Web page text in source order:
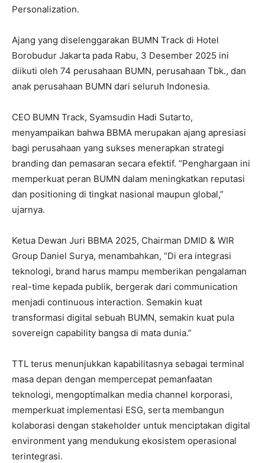
Personalization.
Ajang yang diselenggarakan BUMN Track di Hotel
Borobudur Jakarta pada Rabu, 3 Desember 2025 ini
diikuti oleh 74 perusahaan BUMN, perusahaan Tbk., dan
anak perusahaan BUMN dari seluruh Indonesia.
CEO BUMN Track, Syamsudin Hadi Sutarto,
menyampaikan bahwa BBMA merupakan ajang apresiasi
bagi perusahaan yang sukses menerapkan strategi
branding dan pemasaran secara efektif. “Penghargaan ini
memperkuat peran BUMN dalam meningkatkan reputasi
dan positioning di tingkat nasional maupun global,”
ujarnya.
Ketua Dewan Juri BBMA 2025, Chairman DMID & WIR
Group Daniel Surya, menambahkan, “Di era integrasi
teknologi, brand harus mampu memberikan pengalaman
real-time kepada publik, bergerak dari communication
menjadi continuous interaction. Semakin kuat
transformasi digital sebuah BUMN, semakin kuat pula
sovereign capability bangsa di mata dunia.”
TTL terus menunjukkan kapabilitasnya sebagai terminal
masa depan dengan mempercepat pemanfaatan
teknologi, mengoptimalkan media channel korporasi,
memperkuat implementasi ESG, serta membangun
kolaborasi dengan stakeholder untuk menciptakan digital
environment yang mendukung ekosistem operasional
terintegrasi.